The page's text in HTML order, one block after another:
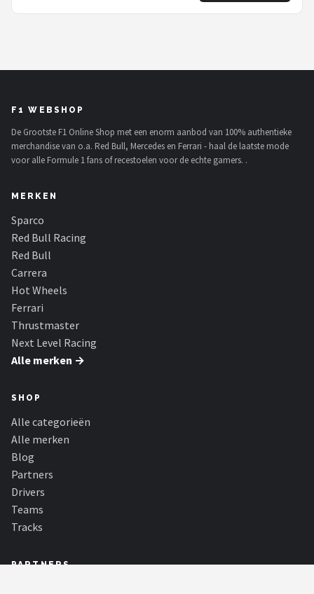
F1 WEBSHOP
De Grootste F1 Online Shop met een enorm aanbod van 100% authentieke
merchandise van o.a. Red Bull, Mercedes en Ferrari - haal de laatste mode
voor alle Formule 1 fans of recestoelen voor de echte gamers. .
MERKEN
Sparco
Red Bull Racing
Red Bull
Carrera
Hot Wheels
Ferrari
Thrustmaster
Next Level Racing
Alle merken →
SHOP
Alle categorieën
Alle merken
Blog
Partners
Drivers
Teams
Tracks
PARTNERS